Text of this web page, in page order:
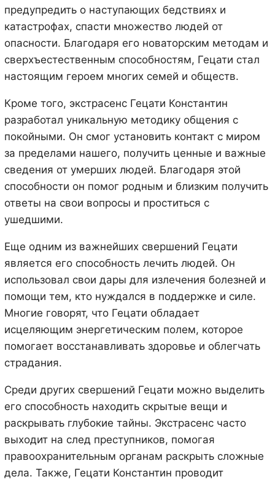
предупредить о наступающих бедствиях и
катастрофах, спасти множество людей от
опасности. Благодаря его новаторским методам и
сверхъестественным способностям, Гецати стал
настоящим героем многих семей и обществ.
Кроме того, экстрасенс Гецати Константин
разработал уникальную методику общения с
покойными. Он смог установить контакт с миром
за пределами нашего, получить ценные и важные
сведения от умерших людей. Благодаря этой
способности он помог родным и близким получить
ответы на свои вопросы и проститься с
ушедшими.
Еще одним из важнейших свершений Гецати
является его способность лечить людей. Он
использовал свои дары для излечения болезней и
помощи тем, кто нуждался в поддержке и силе.
Многие говорят, что Гецати обладает
исцеляющим энергетическим полем, которое
помогает восстанавливать здоровье и облегчать
страдания.
Среди других свершений Гецати можно выделить
его способность находить скрытые вещи и
раскрывать глубокие тайны. Экстрасенс часто
выходит на след преступников, помогая
правоохранительным органам раскрыть сложные
дела. Также, Гецати Константин проводит